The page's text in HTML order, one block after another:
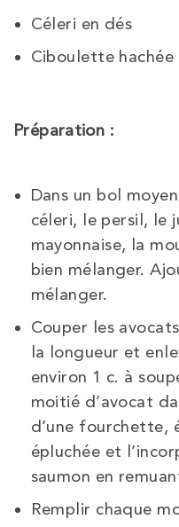
Céleri en dés
Ciboulette
Préparation :
Dans un bol
céleri, le persil, le
mayonnaise, la
bien mélanger.
mélanger.
Couper les
la longueur et
environ 1 c. à
moitié d’avocat
d’une fourchette,
épluchée et
saumon en
Remplir chaque